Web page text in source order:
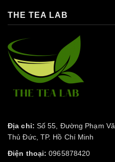
THE TEA LAB
Địa chỉ: Số 55, Đường Phạm
Thủ Đức, TP. Hồ Chí Minh
Điện thoại: 0965878420